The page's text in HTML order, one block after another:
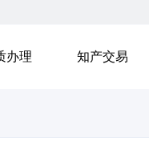
办理 知产交易